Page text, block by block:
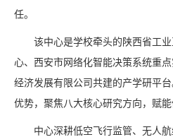
任。
该中心是学校牵头的陕西省工
心、西安市网络化智能决策系统重
经济发展有限公司共建的产学研平
优势，聚焦八大核心研究方向，赋能
中心深耕低空飞行监管、无人